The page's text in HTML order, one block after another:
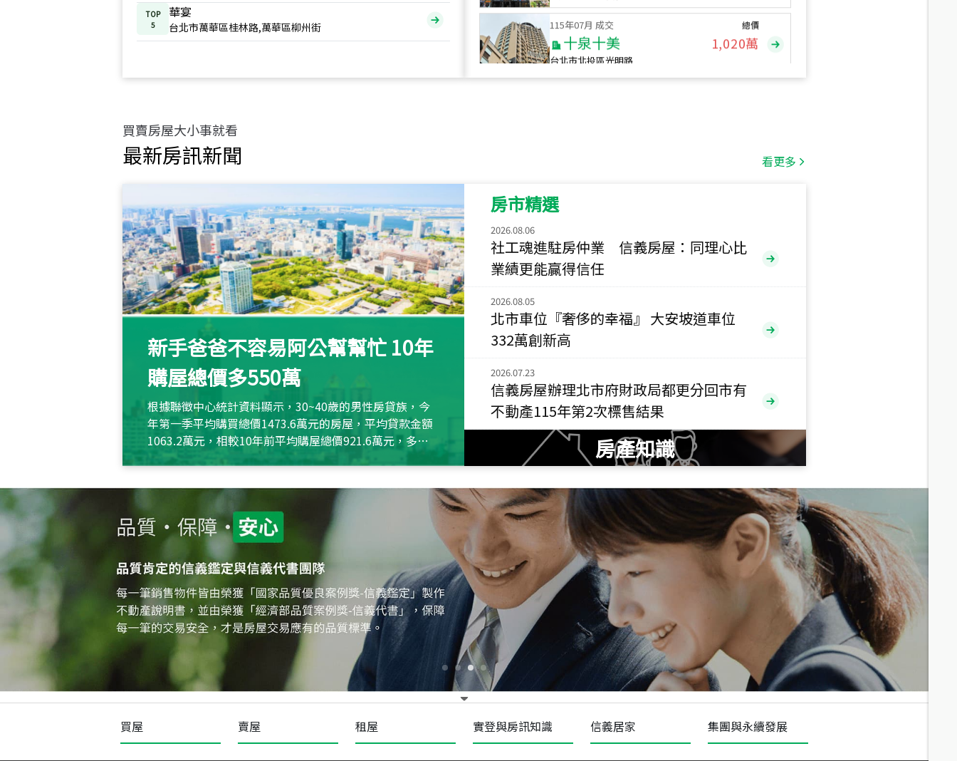
TOP
5
華宴
台北市萬華區桂林路,萬華區柳州街
115年07月 成交
十泉十美
台北市北投區光明路
總價
1,020萬
115
新北市永和區環河西路二段
115年07月 成交
央央 5,800萬
115年
小西華 1,938萬
115 07 月 成交
捷豹
台北市中山區長春路
115年07月 成交
十泉十美
台北市北投區光明路
總價
1,020萬
年 07 月 成交
四維天廈
新竹市新竹市四維路
總價
490萬
115 月 成交
菁英典藏
新竹市新竹市慈祥路
1,808
買賣房屋大小事就看
最新房訊新聞 看更多
新手爸爸不容易阿公幫幫忙 10年
購屋總價多550萬
根據聯徵中心統計資料顯示，30~40歲的男性房貸族，今
年第一季平均購買總價1473.6萬元的房屋，平均貸款金額
1063.2萬元，相較10年前平均購屋總價921.6萬元，多出
約550萬元，且貸款金額也多
房市精選
2026.08.06
社工魂進駐房仲業 信義房屋：同理心比
業績更能贏得信任
2026.08.05
北市車位『奢侈的幸福』 大安坡道車位
332萬創新高
2026.07.23
信義房屋辦理北市府財政局都更分回市有
不動產115年第2次標售結果
房產知識
買屋 賣屋 租屋 實登與房訊知識 信義居家 集團與永續發展